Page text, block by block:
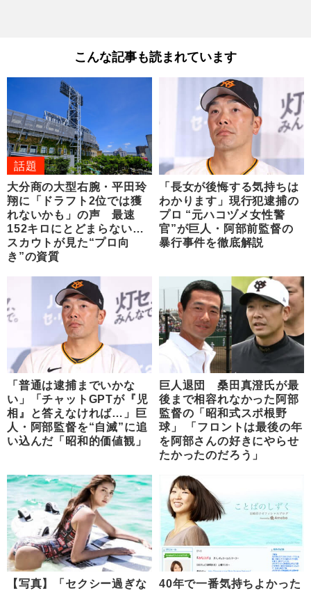
こんな記事も読まれています
話題
大分商の大型右腕・平田玲
翔に「ドラフト2位では獲
れないかも」の声 最速
152キロにとどまらない…
スカウトが見た“プロ向
き”の資質
「長女が後悔する気持ちは
わかります」現行犯逮捕の
プロ “元ハコヅメ女性警
官”が巨人・阿部前監督の
暴行事件を徹底解説
「普通は逮捕までいかな
い」「チャットGPTが『児
相』と答えなければ…」巨
人・阿部監督を“自滅”に追
い込んだ「昭和的価値観」
巨人退団 桑田真澄氏が最
後まで相容れなかった阿部
監督の「昭和式スポ根野
球」 「フロントは最後の年
を阿部さんの好きにやらせ
たかったのだろう」
【写真】「セクシー過ぎな
40年で一番気持ちよかった